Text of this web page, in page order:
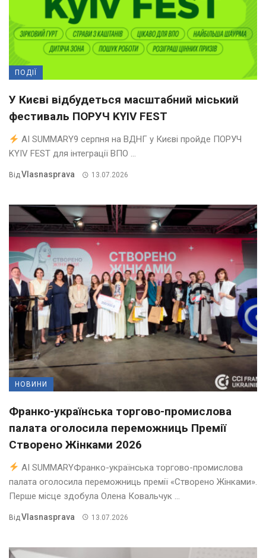
ПОДІЇ
У Києві відбудеться масштабний міський
фестиваль ПОРУЧ KYIV FEST
AI SUMMARY9 серпня на ВДНГ у Києві пройде ПОРУЧ
KYIV FEST для інтеграції ВПО ...
ВідVlasnasprava 13.07.2026
НОВИНИ
Франко-українська торгово-промислова
палата оголосила переможниць Премії
Створено Жінками 2026
AI SUMMARYФранко-українська торгово-промислова
палата оголосила переможниць премії «Створено Жінками».
Перше місце здобула Олена Ковальчук ...
Від Vlasnasprava 13.07.2026